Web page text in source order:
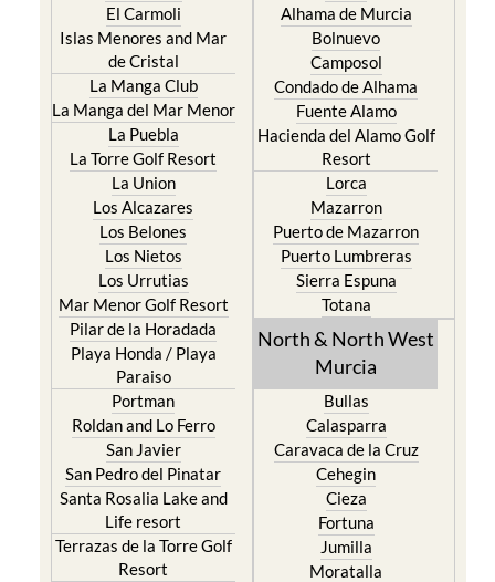
El Carmoli
Islas Menores and Mar
de Cristal
La Manga Club
La Manga del Mar Menor
La Puebla
La Torre Golf Resort
La Union
Los Alcazares
Los Belones
Los Nietos
Los Urrutias
Mar Menor Golf Resort
Pilar de la Horadada
Playa Honda / Playa
Paraiso
Portman
Roldan and Lo Ferro
San Javier
San Pedro del Pinatar
Santa Rosalia Lake and
Life resort
Terrazas de la Torre Golf
Resort
Alhama de Murcia
Bolnuevo
Camposol
Condado de Alhama
Fuente Alamo
Hacienda del Alamo Golf
Resort
Lorca
Mazarron
Puerto de Mazarron
Puerto Lumbreras
Sierra Espuna
Totana
North & North West
Murcia
Bullas
Calasparra
Caravaca de la Cruz
Cehegin
Cieza
Fortuna
Jumilla
Moratalla